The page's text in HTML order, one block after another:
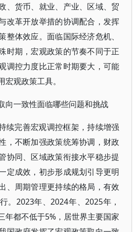
、货币、就业、产业、区域、贸
改革开放举措的协调配合，发挥
整体效应。面临国际经济危机、
时期，宏观政策的节奏不同于正
调控力度比正常时期要大，可能
观政策工具。
向一致性面临哪些问题和挑战
续完善宏观调控框架，持续增强
，不断加强政策统筹协调，财政
协同、区域政策衔接水平稳步提
定成效，初步形成规划引导更明
、周期管理更持续的格局，有效
。2023年、2024年、2025年，
年都不低于5%，居世界主要国家